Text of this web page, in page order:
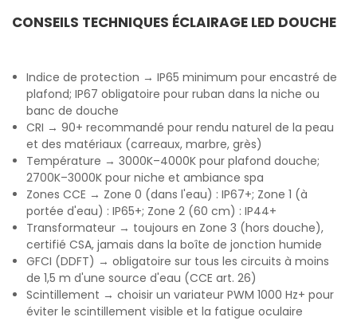
CONSEILS TECHNIQUES ÉCLAIRAGE LED DOUCHE
Indice de protection → IP65 minimum pour encastré de
plafond; IP67 obligatoire pour ruban dans la niche ou
banc de douche
CRI → 90+ recommandé pour rendu naturel de la peau
et des matériaux (carreaux, marbre, grès)
Température → 3000K–4000K pour plafond douche;
2700K–3000K pour niche et ambiance spa
Zones CCE → Zone 0 (dans l'eau) : IP67+; Zone 1 (à
portée d'eau) : IP65+; Zone 2 (60 cm) : IP44+
Transformateur → toujours en Zone 3 (hors douche),
certifié CSA, jamais dans la boîte de jonction humide
GFCI (DDFT) → obligatoire sur tous les circuits à moins
de 1,5 m d'une source d'eau (CCE art. 26)
Scintillement → choisir un variateur PWM 1000 Hz+ pour
éviter le scintillement visible et la fatigue oculaire